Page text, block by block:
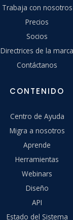
Trabaja con nosotros
Precios
Socios
Directrices de la marca
Contáctanos
CONTENIDO
Centro de Ayuda
Migra a nosotros
Aprende
Herramientas
Webinars
Diseño
API
Estado del Sistema